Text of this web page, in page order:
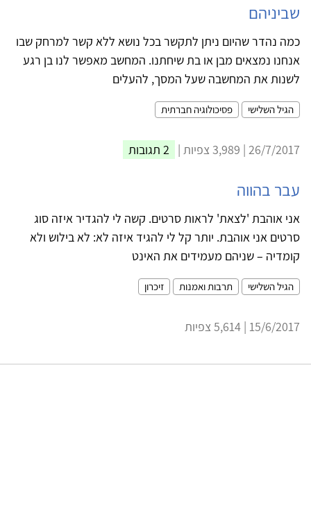
שביניהם
כמה נהדר שהיום ניתן לתקשר בכל נושא ללא קשר למרחק שבו
אנחנו נמצאים מבן או בת שיחתנו. המחשב מאפשר לנו בן רגע
לשנות את המחשבה שעל המסך, להעלים
הגיל השלישי פסיכולוגיה חברתית
26/7/2017 | 3,989 צפיות | 2 תגובות
עבר בהווה
אני אוהבת 'לצאת' לראות סרטים. קשה לי להגדיר איזה סוג
סרטים אני אוהבת. יותר קל לי להגיד איזה לא: לא בילוש ולא
קומדיה – שניהם מעמידים את האינט
הגיל השלישי תרבות ואמנות זיכרון
15/6/2017 | 5,614 צפיות